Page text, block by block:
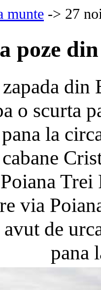
munte -> 27
poze
din
o scurta
la
via
de
pana